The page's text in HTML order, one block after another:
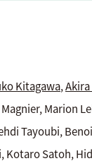
Kitagawa,
Marion
Tayoubi,
Satoh,